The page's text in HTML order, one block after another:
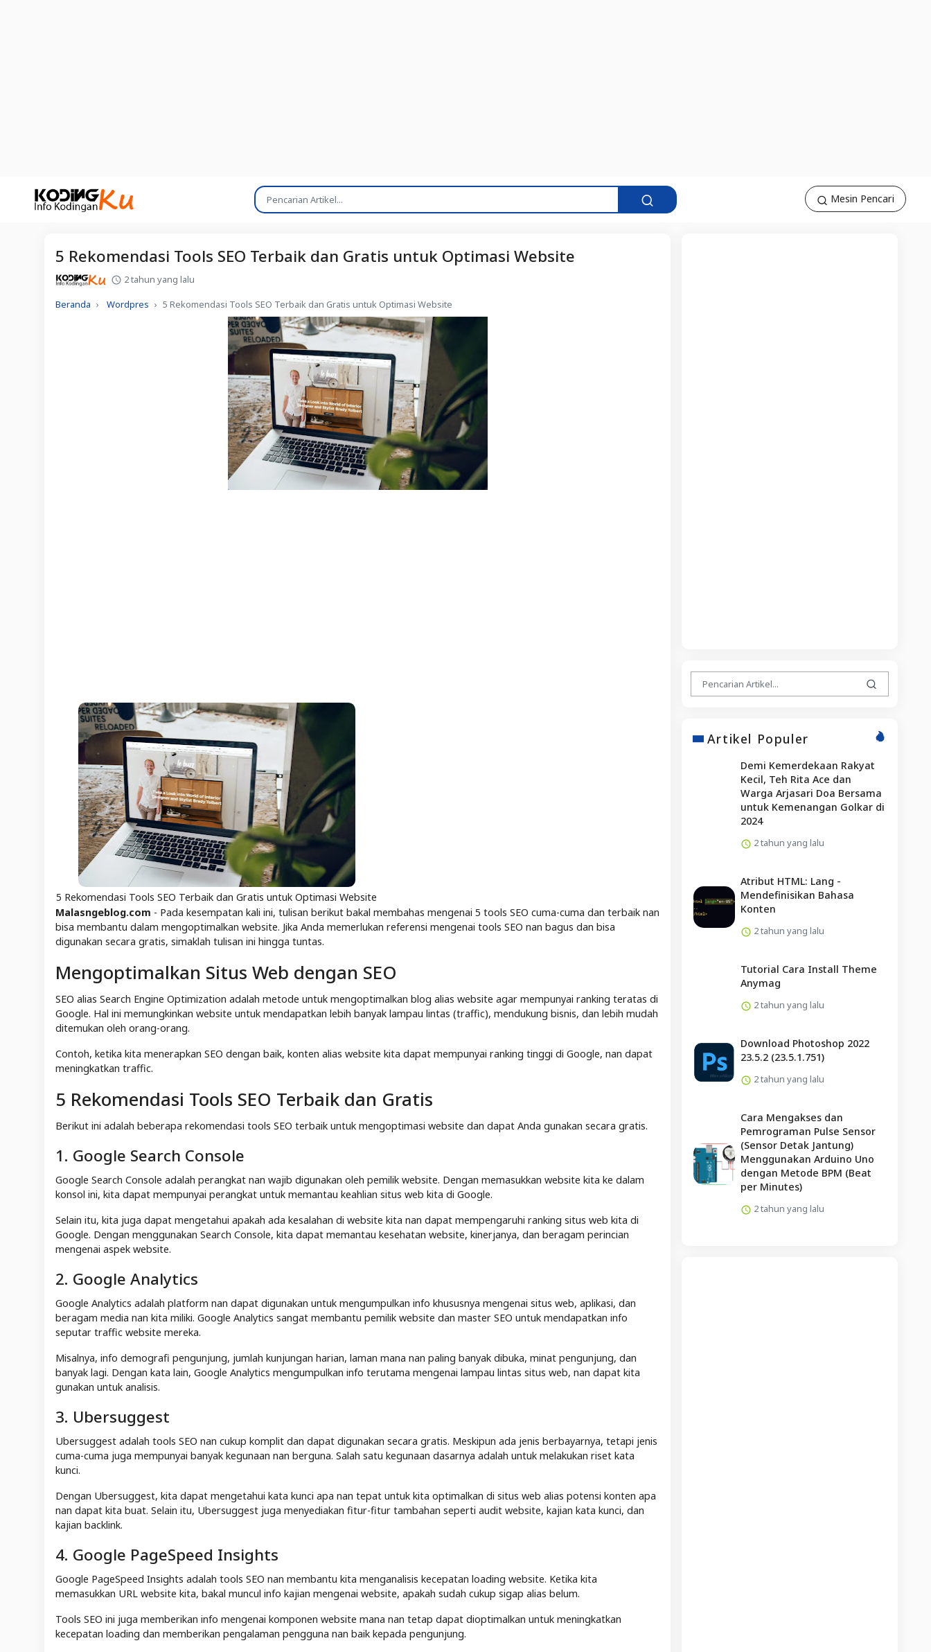
Mesin Pencari
5 Rekomendasi Tools SEO Terbaik dan Gratis untuk Optimasi Website
2 tahun yang lalu
Beranda Wordpres 5 Rekomendasi Tools SEO Terbaik dan Gratis untuk Optimasi Website
5 Rekomendasi Tools SEO Terbaik dan Gratis untuk Optimasi Website
Malasngeblog.com - Pada kesempatan kali ini, tulisan berikut bakal membahas mengenai 5 tools SEO cuma-cuma dan terbaik nan
bisa membantu dalam mengoptimalkan website. Jika Anda memerlukan referensi mengenai tools SEO nan bagus dan bisa
digunakan secara gratis, simaklah tulisan ini hingga tuntas.
Mengoptimalkan Situs Web dengan SEO
SEO alias Search Engine Optimization adalah metode untuk mengoptimalkan blog alias website agar mempunyai ranking teratas di
Google. Hal ini memungkinkan website untuk mendapatkan lebih banyak lampau lintas (traffic), mendukung bisnis, dan lebih mudah
ditemukan oleh orang-orang.
Contoh, ketika kita menerapkan SEO dengan baik, konten alias website kita dapat mempunyai ranking tinggi di Google, nan dapat
meningkatkan traffic.
5 Rekomendasi Tools SEO Terbaik dan Gratis
Berikut ini adalah beberapa rekomendasi tools SEO terbaik untuk mengoptimasi website dan dapat Anda gunakan secara gratis.
1. Google Search Console
Google Search Console adalah perangkat nan wajib digunakan oleh pemilik website. Dengan memasukkan website kita ke dalam
konsol ini, kita dapat mempunyai perangkat untuk memantau keahlian situs web kita di Google.
Selain itu, kita juga dapat mengetahui apakah ada kesalahan di website kita nan dapat mempengaruhi ranking situs web kita di
Google. Dengan menggunakan Search Console, kita dapat memantau kesehatan website, kinerjanya, dan beragam perincian
mengenai aspek website.
2. Google Analytics
Google Analytics adalah platform nan dapat digunakan untuk mengumpulkan info khususnya mengenai situs web, aplikasi, dan
beragam media nan kita miliki. Google Analytics sangat membantu pemilik website dan master SEO untuk mendapatkan info
seputar traffic website mereka.
Misalnya, info demografi pengunjung, jumlah kunjungan harian, laman mana nan paling banyak dibuka, minat pengunjung, dan
banyak lagi. Dengan kata lain, Google Analytics mengumpulkan info terutama mengenai lampau lintas situs web, nan dapat kita
gunakan untuk analisis.
3. Ubersuggest
Ubersuggest adalah tools SEO nan cukup komplit dan dapat digunakan secara gratis. Meskipun ada jenis berbayarnya, tetapi jenis
cuma-cuma juga mempunyai banyak kegunaan nan berguna. Salah satu kegunaan dasarnya adalah untuk melakukan riset kata
kunci.
Dengan Ubersuggest, kita dapat mengetahui kata kunci apa nan tepat untuk kita optimalkan di situs web alias potensi konten apa
nan dapat kita buat. Selain itu, Ubersuggest juga menyediakan fitur-fitur tambahan seperti audit website, kajian kata kunci, dan
kajian backlink.
4. Google PageSpeed Insights
Google PageSpeed Insights adalah tools SEO nan membantu kita menganalisis kecepatan loading website. Ketika kita
memasukkan URL website kita, bakal muncul info kajian mengenai website, apakah sudah cukup sigap alias belum.
Tools SEO ini juga memberikan info mengenai komponen website mana nan tetap dapat dioptimalkan untuk meningkatkan
kecepatan loading dan memberikan pengalaman pengguna nan baik kepada pengunjung.
Artikel Populer
Demi Kemerdekaan Rakyat
Kecil, Teh Rita Ace dan
Warga Arjasari Doa Bersama
untuk Kemenangan Golkar di
2024
2 tahun yang lalu
Atribut HTML: Lang -
Mendefinisikan Bahasa
Konten
2 tahun yang lalu
Tutorial Cara Install Theme
Anymag
2 tahun yang lalu
Download Photoshop 2022
23.5.2 (23.5.1.751)
2 tahun yang lalu
Cara Mengakses dan
Pemrograman Pulse Sensor
(Sensor Detak Jantung)
Menggunakan Arduino Uno
dengan Metode BPM (Beat
per Minutes)
2 tahun yang lalu